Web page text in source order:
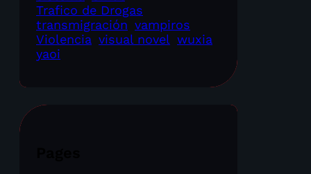
Trafico de Drogas
transmigración vampiros
Violencia visual novel wuxia
yaoi